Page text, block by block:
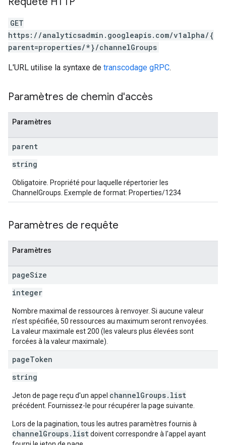
GET
https://analyticsadmin.googleapis.com/v1alpha/{
parent=properties/*}/channelGroups
L'URL utilise la syntaxe de transcodage gRPC.
Paramètres de chemin d'accès
Paramètres
parent
string
Obligatoire. Propriété pour laquelle répertorier les
ChannelGroups. Exemple de format: Properties/1234
Paramètres de requête
Paramètres
pageSize
integer
Nombre maximal de ressources à renvoyer. Si aucune valeur
n'est spécifiée, 50 ressources au maximum seront renvoyées.
La valeur maximale est 200 (les valeurs plus élevées sont
forcées à la valeur maximale).
pageToken
string
Jeton de page reçu d'un appel channelGroups.list
précédent. Fournissez-le pour récupérer la page suivante.
Lors de la pagination, tous les autres paramètres fournis à
channelGroups.listdoivent correspondre à l'appel ayant